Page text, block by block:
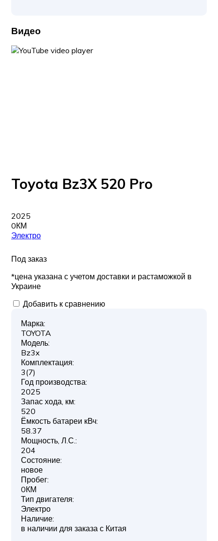
Видео
Toyota Bz3X 520 Pro
2025
0КМ
Электро
Под заказ
*цена указана с учетом доставки и растаможкой в
Украине
Добавить к сравнению
Марка:
TOYOTA
Модель:
Bz3x
Комплектация:
3(7)
Год производства:
2025
Запас хода, км:
520
Ёмкость батареи кВч:
58.37
Мощность, Л.С.:
204
Состояние:
новое
Пробег:
0КМ
Тип двигателя:
Электро
Наличие:
в наличии для заказа с Китая